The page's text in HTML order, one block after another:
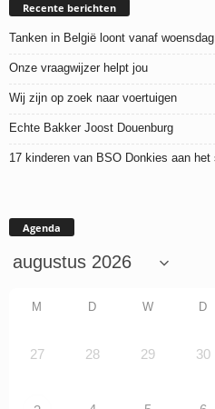
Recente berichten
Tanken in België loont vanaf
Onze vraagwijzer helpt jou
Wij zijn op zoek naar voertuigen
Echte Bakker Joost Douenburg
17 kinderen van BSO Donkies aan het
Agenda
M D W D
27 28 29 30